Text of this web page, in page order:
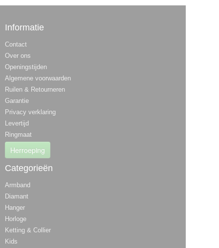
Informatie
Contact
Over ons
Openingstijden
Algemene voorwaarden
Ruilen & Retourneren
Garantie
Privacy verklaring
Levertijd
Ringmaat
Herroeping
Categorieën
Armband
Diamant
Hanger
Horloge
Ketting & Collier
Kids